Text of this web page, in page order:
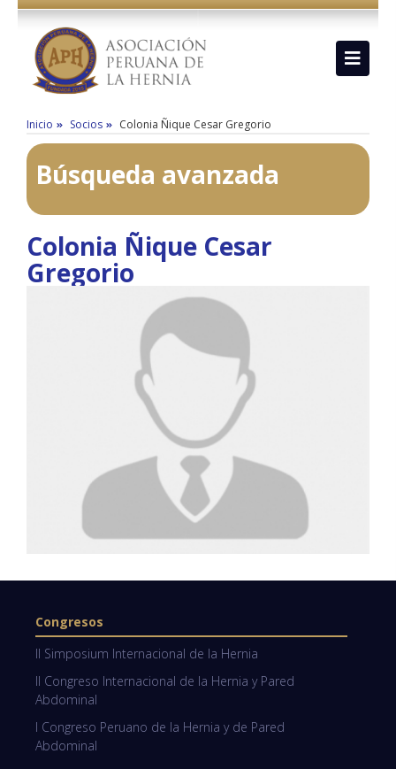
Inicio Socios Colonia Ñique Cesar Gregorio
Búsqueda avanzada
Colonia Ñique Cesar
Gregorio
Congresos
II Simposium Internacional de la Hernia
II Congreso Internacional de la Hernia y Pared
Abdominal
I Congreso Peruano de la Hernia y de Pared
Abdominal